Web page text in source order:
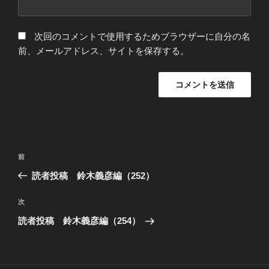
次回のコメントで使用するためブラウザーに自分の名
前、メールアドレス、サイトを保存する。
投
ビ
ゲ
過
去
投
稿
前
読者投稿 鈴木義彦編（252）
次
の
次
読者投稿 鈴木義彦編（254）